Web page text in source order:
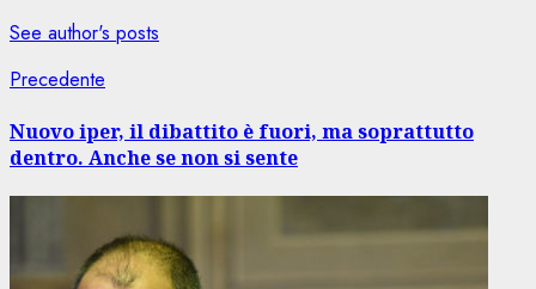
See author's posts
Navigazione
articolo
Precedente
Nuovo iper, il dibattito è fuori, ma soprattutto
dentro. Anche se non si sente